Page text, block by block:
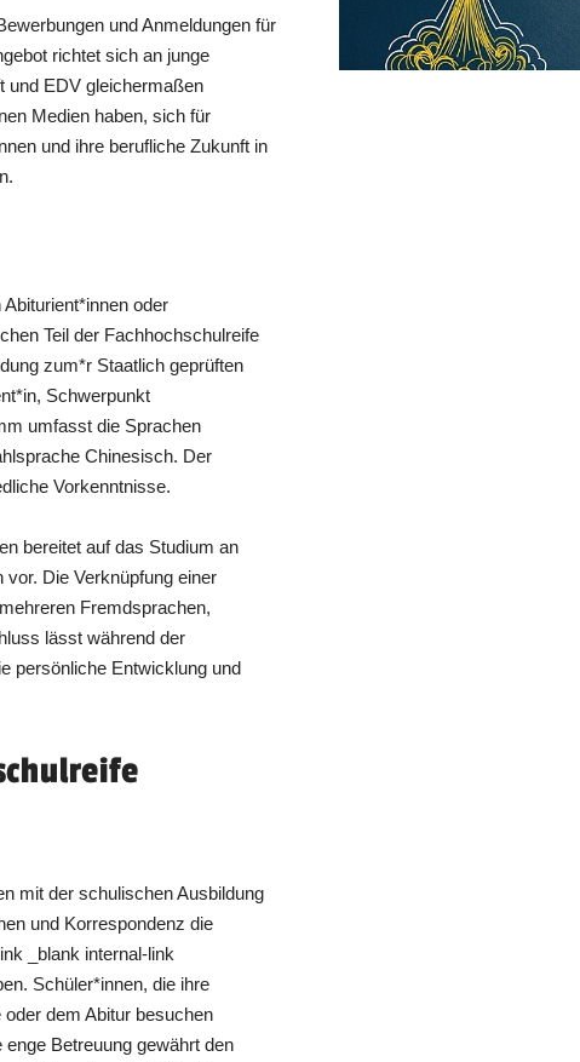
und Anmeldungen für
richtet sich an junge
und EDV gleichermaßen
Medien haben, sich für
und ihre berufliche Zukunft in
oder
Teil der Fachhochschulreife
zum*r Staatlich geprüften
Schwerpunkt
umfasst die Sprachen
Chinesisch. Der
Vorkenntnisse.
bereitet auf das Studium an
Die Verknüpfung einer
Fremdsprachen,
lässt während der
persönliche Entwicklung und
mit der schulischen Ausbildung
und Korrespondenz die
_blank internal-link
Schüler*innen, die ihre
dem Abitur besuchen
Betreuung gewährt den